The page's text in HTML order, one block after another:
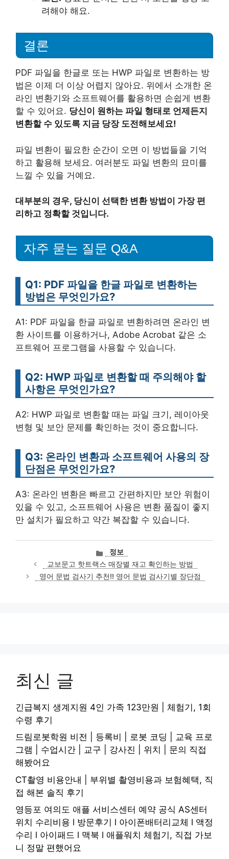
려해야 해요.
결론
PDF 파일을 한글로 또는 HWP 파일로 변환하는 방
법은 이제 더 이상 어렵지 않아요. 위에서 소개한 온
라인 변환기와 소프트웨어를 활용하면 손쉽게 변환
할 수 있어요. 당신이 원하는 파일 형태로 언제든지
변환할 수 있도록 지금 당장 도전해보세요!
파일 변환이 필요한 순간이 오면 이 방법들을 기억
하고 활용해 보세요. 여러분도 파일 변환의 묘미를
느낄 수 있을 거예요.
대부분의 경우, 당신이 선택한 변환 방법이 가장 편
리하고 정확할 것입니다.
자주 묻는 질문 Q&A
Q1: PDF 파일을 한글 파일로 변환하는
방법은 무엇인가요?
A1: PDF 파일을 한글 파일로 변환하려면 온라인 변
환 사이트를 이용하거나, Adobe Acrobat 같은 소
프트웨어 프로그램을 사용할 수 있습니다.
Q2: HWP 파일로 변환할 때 주의해야 할
사항은 무엇인가요?
A2: HWP 파일로 변환할 때는 파일 크기, 레이아웃
변형 및 보안 문제를 확인하는 것이 중요합니다.
Q3: 온라인 변환과 소프트웨어 사용의 장
단점은 무엇인가요?
A3: 온라인 변환은 빠르고 간편하지만 보안 위험이
있을 수 있고, 소프트웨어 사용은 변환 품질이 좋지
만 설치가 필요하고 약간 복잡할 수 있습니다.
카
테
고
리
정보
교보문고 핫트랙스 매장별 재고 확인하는 방법
영어 문법 검사기 추천!! 영어 문법 검사기별 장단점
최신 글
긴급복지 생계지원 4인 가족 123만원 | 체험기, 1회
수령 후기
드림로봇학원 비전 | 등록비 | 로봇 코딩 | 교육 프로
그램 | 수업시간 | 교구 | 강사진 | 위치 | 문의 직접
해봤어요
CT촬영 비용안내 | 부위별 촬영비용과 보험혜택, 직
접 해본 솔직 후기
영등포 여의도 애플 서비스센터 예약 공식 AS센터
위치 수리비용 l 방문후기 l 아이폰배터리교체 l 액정
수리 l 아이패드 l 맥북 l 애플워치 체험기, 직접 가보
니 정말 편했어요